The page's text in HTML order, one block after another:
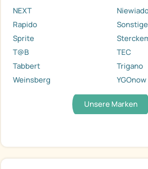
NEXT
Rapido
Sonstige
Sprite
T@B
TEC
Tabbert
Trigano
Weinsberg
YGOnow
Unsere Marken